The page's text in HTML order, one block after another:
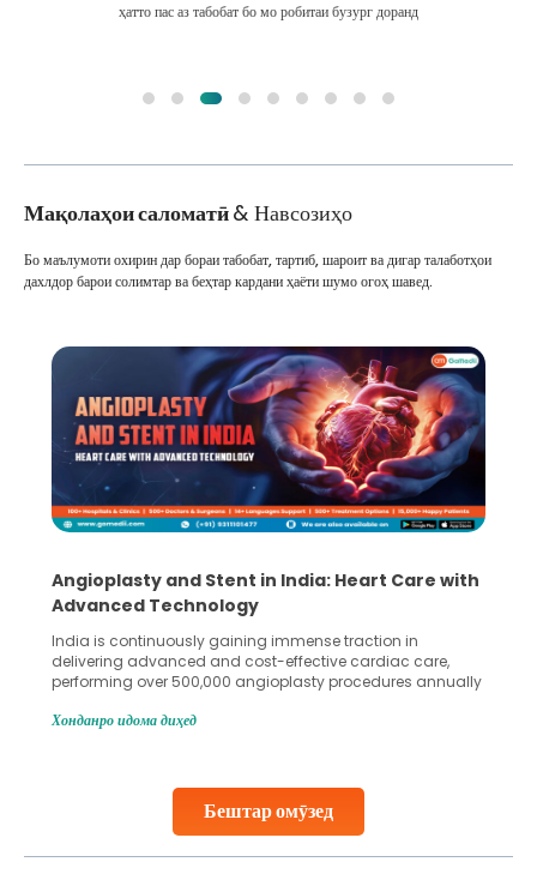
ҳатто пас аз табобат бо мо робитаи бузург доранд
Мақолаҳои саломатӣ& Навсозиҳо
Бештар омӯзед
Бо маълумоти охирин дар бораи табобат, тартиб, шароит ва дигар талаботҳои
дахлдор барои солимтар ва беҳтар кардани ҳаёти шумо огоҳ шавед.
Angioplasty and Stent in India: Heart Care with
Advanced Technology
India is continuously gaining immense traction in
delivering advanced and cost-effective cardiac care,
performing over 500,000 angioplasty procedures annually
globe are searching for treatments like angioplasty and
Studies, such as one published
Хонданро идома диҳед